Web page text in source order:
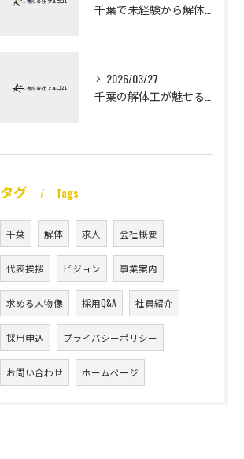
2026/03/27
タグ Tags
千葉 解体 求人 会社概要
代表挨拶 ビジョン 事業案内
求める人物像 採用Q&A 社員紹介
採用申込 プライバシーポリシー
お問い合わせ ホームページ